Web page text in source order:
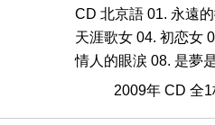
CD 北京語 01. 永遠
天涯歌女 04. 初恋女
情人的眼涙 08. 是夢
2009年 CD 全1